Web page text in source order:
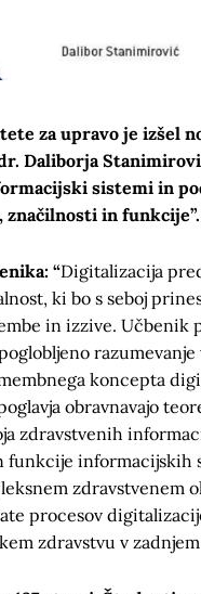
za upravo je izšel
Daliborja
sistemi in
značilnosti in funkcije”.
“Digitalizacija
ki bo s seboj
in izzive. Učbenik
razumevanje
koncepta
obravnavajo
zdravstvenih
funkcije informacijskih
zdravstvenem
procesov
zdravstvu v